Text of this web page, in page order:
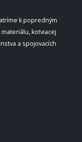
k popredným
kotviacej
a spojovacích